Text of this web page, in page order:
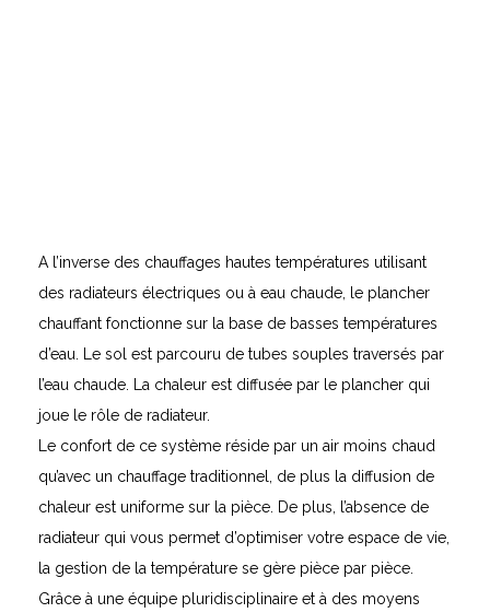
A l’inverse des chauffages hautes températures utilisant
des radiateurs électriques ou à eau chaude, le plancher
chauffant fonctionne sur la base de basses températures
d’eau. Le sol est parcouru de tubes souples traversés par
l’eau chaude. La chaleur est diffusée par le plancher qui
joue le rôle de radiateur.
Le confort de ce système réside par un air moins chaud
qu’avec un chauffage traditionnel, de plus la diffusion de
chaleur est uniforme sur la pièce. De plus, l’absence de
radiateur qui vous permet d’optimiser votre espace de vie,
la gestion de la température se gère pièce par pièce.
Grâce à une équipe pluridisciplinaire et à des moyens